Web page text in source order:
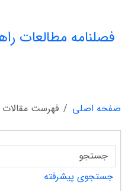
فصلنامه مطالعات
صفحه اصلی
فهرست مقالات
جستجوی پیشرفته